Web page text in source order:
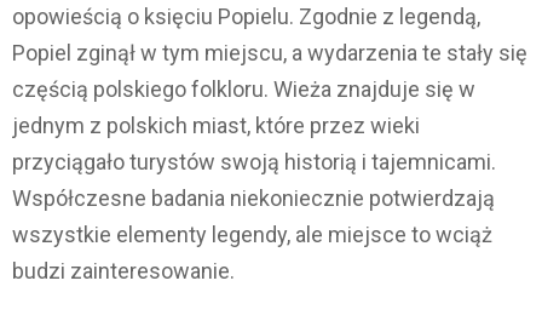
opowieścią o księciu Popielu. Zgodnie z legendą,
Popiel zginął w tym miejscu, a wydarzenia te stały się
częścią polskiego folkloru. Wieża znajduje się w
jednym z polskich miast, które przez wieki
przyciągało turystów swoją historią i tajemnicami.
Współczesne badania niekoniecznie potwierdzają
wszystkie elementy legendy, ale miejsce to wciąż
budzi zainteresowanie.